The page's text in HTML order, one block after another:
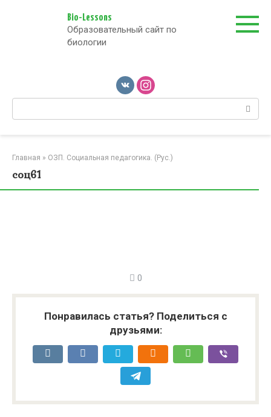
Bio-Lessons
Образовательный сайт по
биологии
Поиск:
Главная » ОЗП. Социальная педагогика. (Рус.)
соц61
0
Понравилась статья? Поделиться с
друзьями: